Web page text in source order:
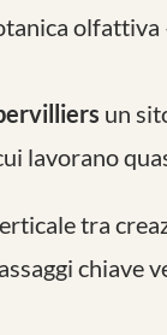
un
lavorano
tra
chiave